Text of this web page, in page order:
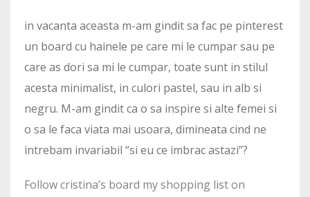
in vacanta aceasta m-am gindit sa fac pe pinterest
un board cu hainele pe care mi le cumpar sau pe
care as dori sa mi le cumpar, toate sunt in stilul
acesta minimalist, in culori pastel, sau in alb si
negru. M-am gindit ca o sa inspire si alte femei si
o sa le faca viata mai usoara, dimineata cind ne
intrebam invariabil “si eu ce imbrac astazi”?
Follow cristina’s board my shopping list on